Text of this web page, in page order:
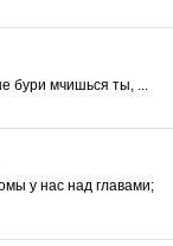
бури мчишься ты, ...
у нас над главами;